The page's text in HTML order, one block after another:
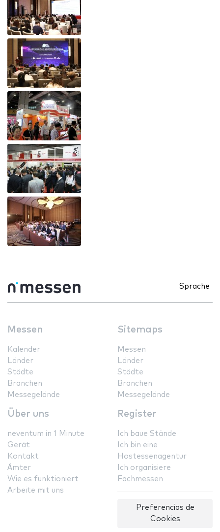
Sprache
Messen
Kalender
Länder
Städte
Branchen
Messegelände
Sitemaps
Messen
Länder
Städte
Branchen
Messegelände
Über uns
neventum in 1 Minute
Gerät
Kontakt
Ämter
Wie es funktioniert
Arbeite mit uns
Register
Ich baue Stände
Ich bin eine
Hostessenagentur
Ich organisiere
Fachmessen
Preferencias de
Cookies